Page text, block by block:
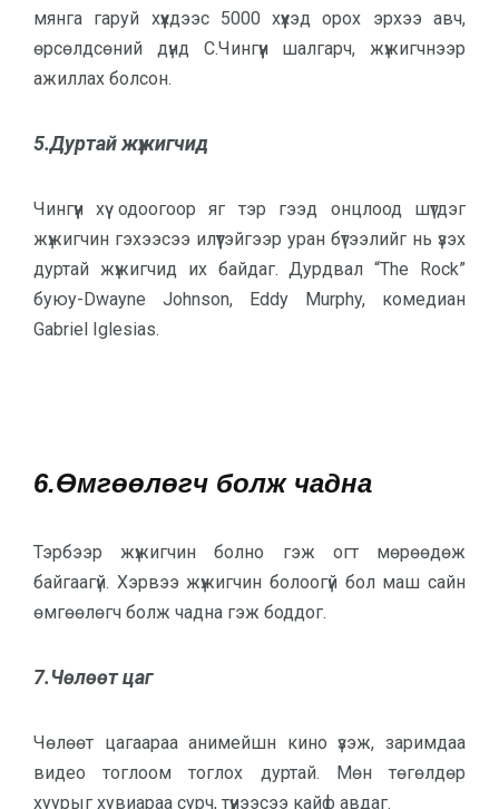
мянга гаруй хүүхдээс 5000 хүүхэд орох эрхээ авч,
өрсөлдсөний дүнд С.Чингүүн шалгарч, жүжигчнээр
ажиллах болсон.
5.Дуртай жүжигчид
Чингүүн хүү одоогоор яг тэр гээд онцлоод шүтдэг
жүжигчин гэхээсээ илүүтэйгээр уран бүтээлийг нь үзэх
дуртай жүжигчид их байдаг. Дурдвал “The Rock”
буюу-Dwayne Johnson, Eddy Murphy, комедиан
Gabriel Iglesias.
6.Өмгөөлөгч болж чадна
Тэрбээр жүжигчин болно гэж огт мөрөөдөж
байгаагүй. Хэрвээ жүжигчин болоогүй бол маш сайн
өмгөөлөгч болж чадна гэж боддог.
7.Чөлөөт цаг
Чөлөөт цагаараа анимейшн кино үзэж, заримдаа
видео тоглоом тоглох дуртай. Мөн төгөлдөр
хуурыг хувиараа сурч, түүнээсээ кайф авдаг.